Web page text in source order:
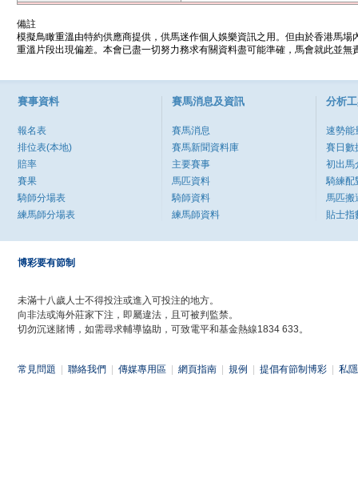
備註
模擬鳥瞰重溫由特約供應商提供，供馬迷作個人娛樂資訊之用。但由於香港馬
重溫片段出現偏差。本會已盡一切努力務求有關資料盡可能準確，馬會就此並
賽事資料
報名表
排位表(本地)
賠率
賽果
騎師分場表
練馬師分場表
賽馬消息及資訊
賽馬消息
賽馬新聞資料庫
主要賽事
馬匹資料
騎師資料
練馬師資料
分析
速勢能
賽日數
初出馬
騎練配
馬匹搬
貼士指
博彩要有節制
未滿十八歲人士不得投注或進入可投注的地方。
向非法或海外莊家下注，即屬違法，且可被判監禁。
切勿沉迷賭博，如需尋求輔導協助，可致電平和基金熱線1834 633。
常見問題 聯絡我們 傳媒專用區 網頁指南 規例 提倡有節制博彩 私